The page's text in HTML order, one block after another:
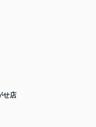
せ店